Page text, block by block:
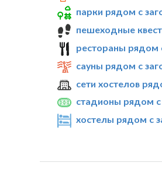
парки рядом с
пешеходные
рестораны рядом
сауны рядом с
сети хостелов
стадионы рядом
хостелы рядом с